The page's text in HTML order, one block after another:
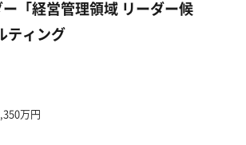
「経営管理領域 リーダー候
ティング
万円